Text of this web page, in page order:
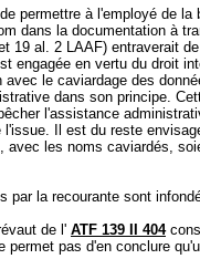
permettre à l'employé de la
dans la documentation à
19 al. 2 LAAF) entraverait
engagée en vertu du droit
avec le caviardage des
dans son principe.
l'assistance
l'issue. Il est du reste
avec les noms caviardés,
par la recourante sont
de l' ATF 139 II 404
permet pas d'en conclure